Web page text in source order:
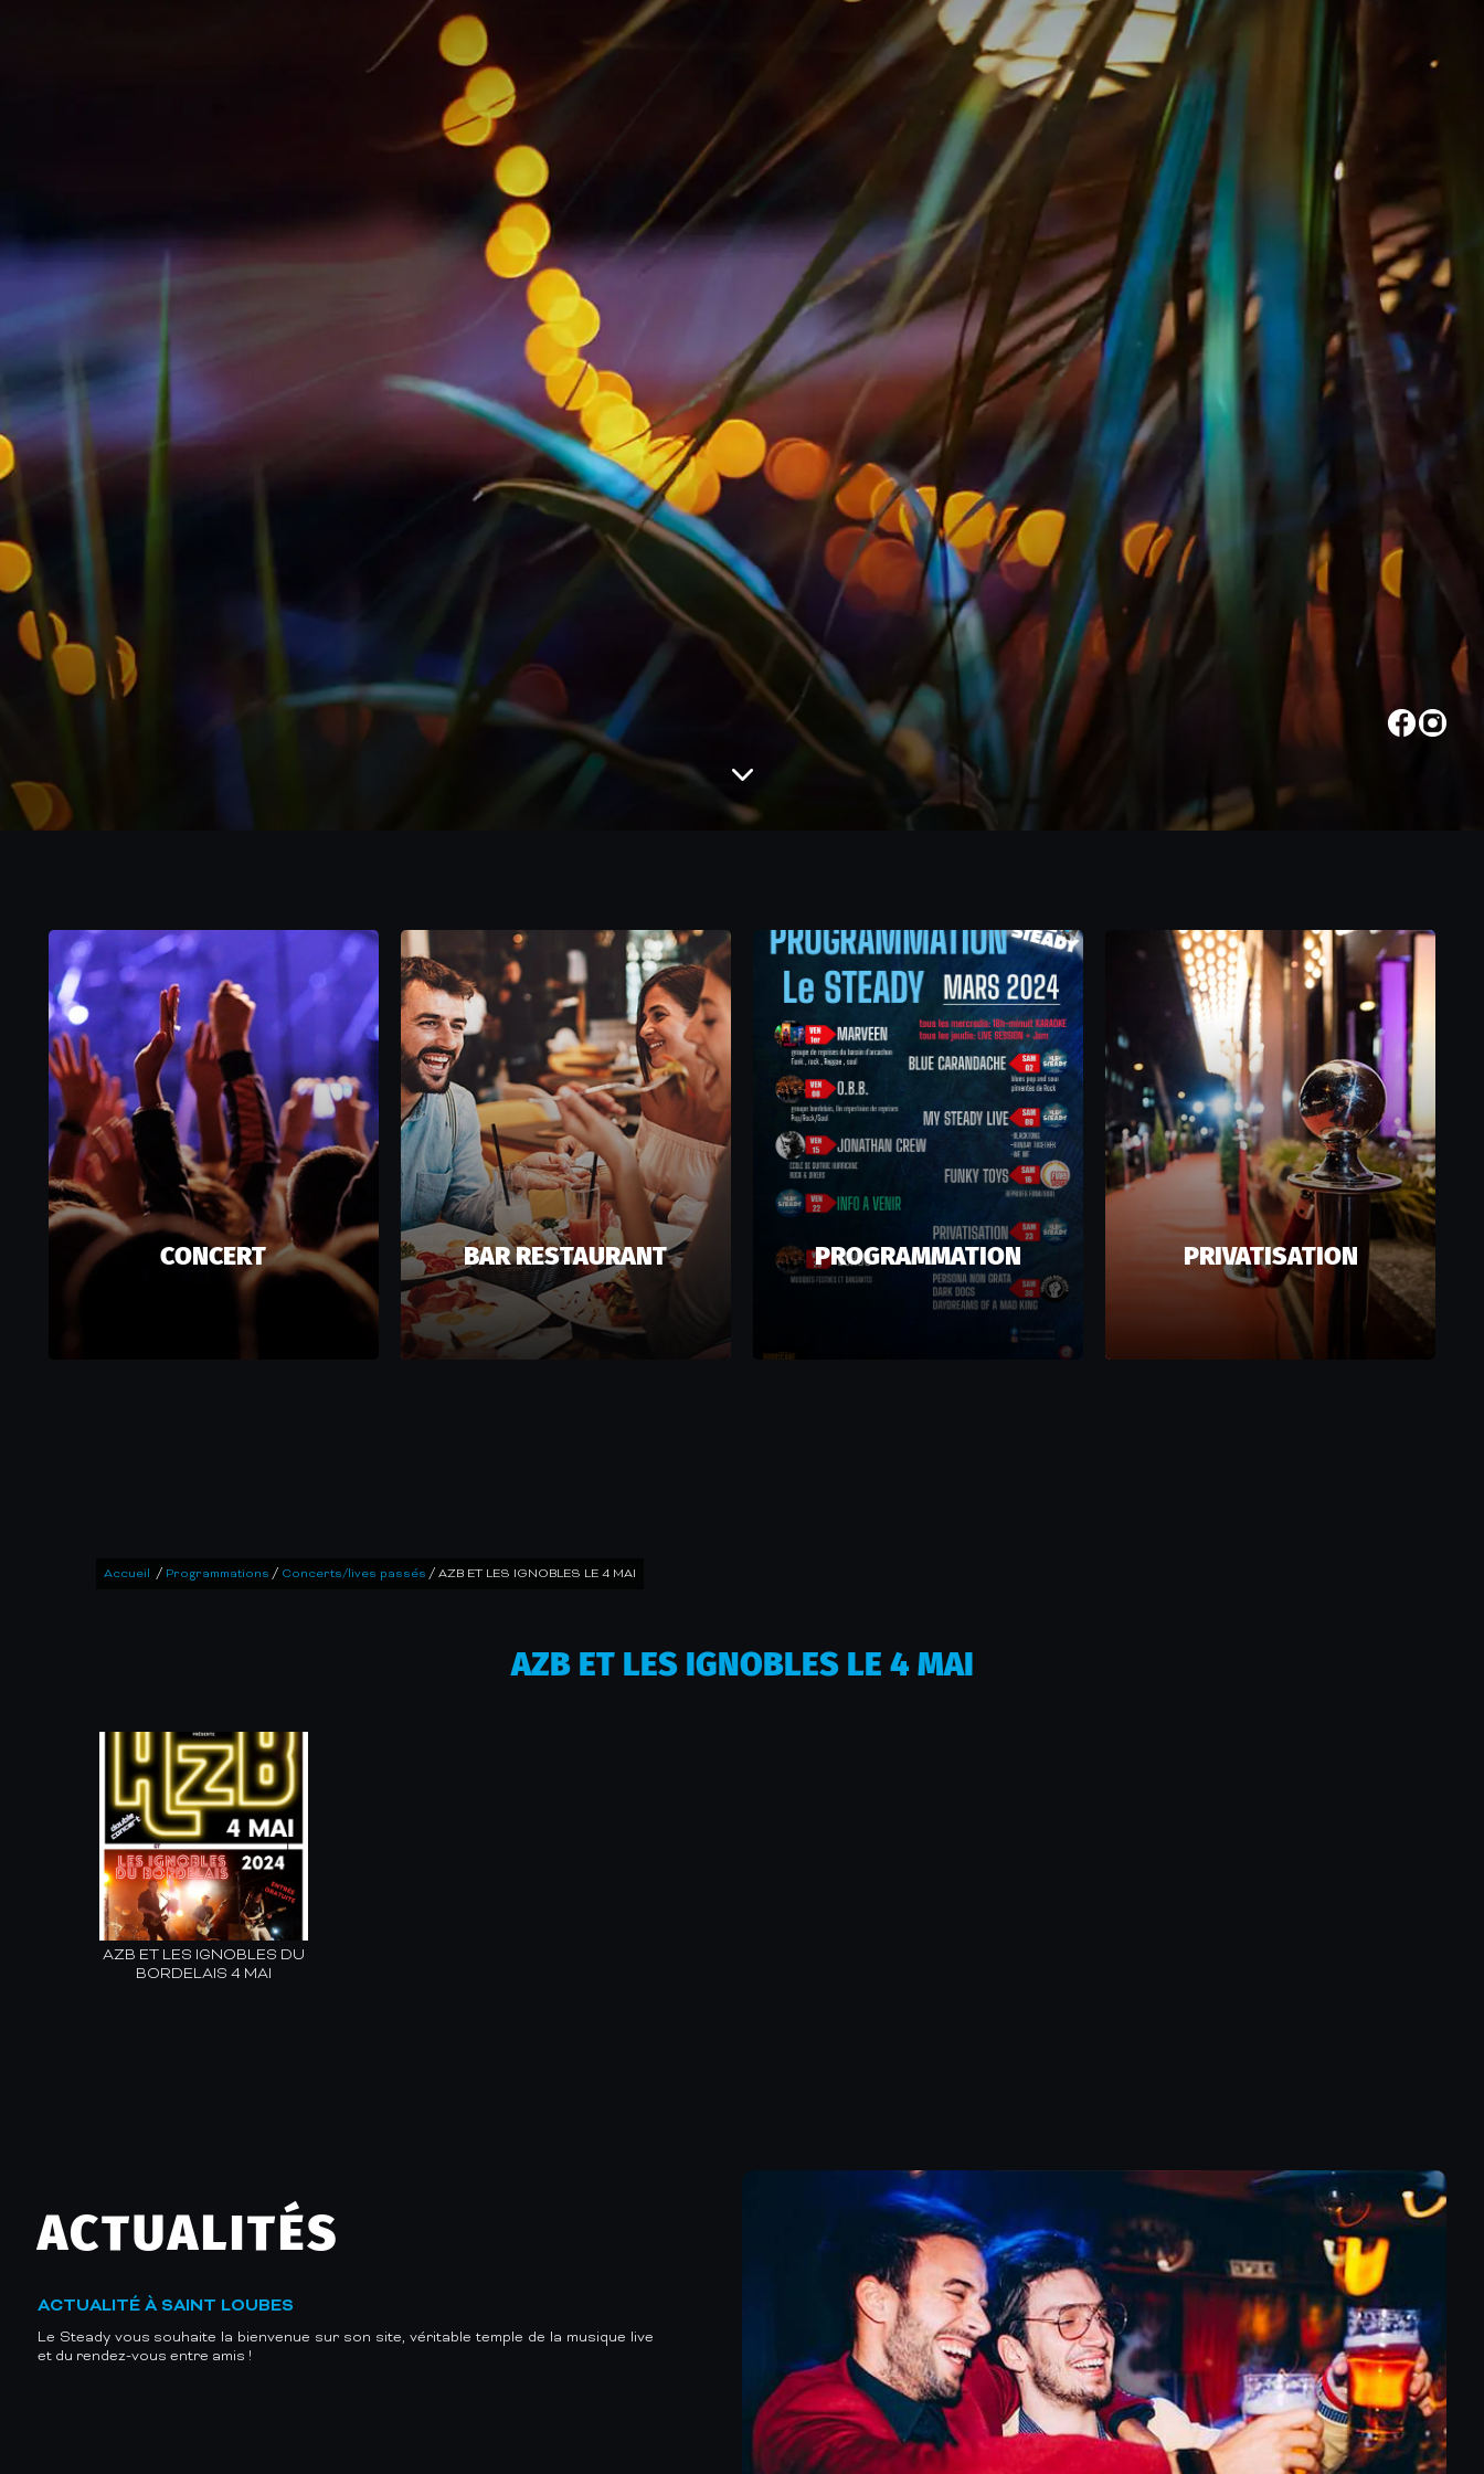
CONCERT BAR RESTAURANT PROGRAMMATION PRIVATISATION
Accueil / Programmations / Concerts/lives passés / AZB ET LES IGNOBLES LE 4 MAI
AZB ET LES IGNOBLES LE 4 MAI
AZB ET LES IGNOBLES DU
BORDELAIS 4 MAI
ACTUALITÉS
ACTUALITÉ À SAINT LOUBES
Le Steady vous souhaite la bienvenue sur son site, véritable temple de la musique live
et du rendez-vous entre amis !